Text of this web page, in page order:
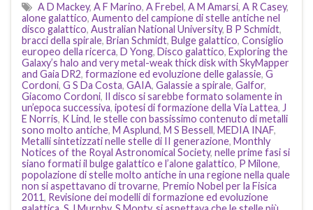
A D Mackey, A F Marino, A Frebel, A M Amarsi, A R Casey,
alone galattico, Aumento del campione di stelle antiche nel
disco galattico, Australian National University, B P Schmidt,
bracci della spirale, Brian Schmidt, Bulge galattico, Consiglio
europeo della ricerca, D Yong, Disco galattico, Exploring the
Galaxy’s halo and very metal-weak thick disk with SkyMapper
and Gaia DR2, formazione ed evoluzione delle galassie, G
Cordoni, G S Da Costa, GAIA, Galassie a spirale, Galfor,
Giacomo Cordoni, Il disco si sarebbe formato solamente in
un’epoca successiva, ipotesi di formazione della Via Lattea, J
E Norris, K Lind, le stelle con bassissimo contenuto di metalli
sono molto antiche, M Asplund, M S Bessell, MEDIA INAF,
Metalli sintetizzati nelle stelle di II generazione, Monthly
Notices of the Royal Astronomical Society, nelle prime fasi si
siano formati il bulge galattico e l’alone galattico, P Milone,
popolazione di stelle molto antiche in una regione nella quale
non si aspettavano di trovarne, Premio Nobel per la Fisica
2011, Revisione dei modelli di formazione ed evoluzione